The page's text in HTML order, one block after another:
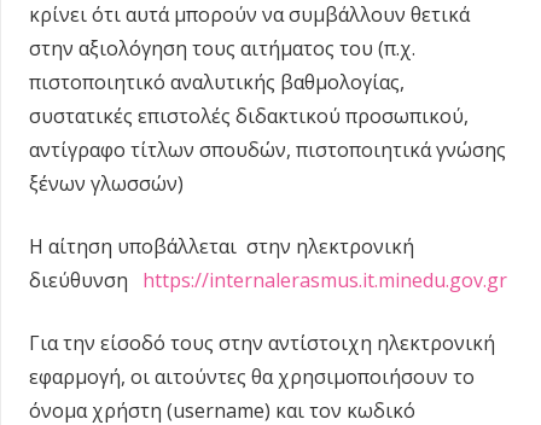
κρίνει ότι αυτά μπορούν να συμβάλλουν θετικά
στην αξιολόγηση τους αιτήματος του (π.χ.
πιστοποιητικό αναλυτικής βαθμολογίας,
συστατικές επιστολές διδακτικού προσωπικού,
αντίγραφο τίτλων σπουδών, πιστοποιητικά γνώσης
ξένων γλωσσών)
Η αίτηση υποβάλλεται στην ηλεκτρονική
διεύθυνση https://internalerasmus.it.minedu.gov.gr
Για την είσοδό τους στην αντίστοιχη ηλεκτρονική
εφαρμογή, οι αιτούντες θα χρησιμοποιήσουν το
όνομα χρήστη (username) και τον κωδικό